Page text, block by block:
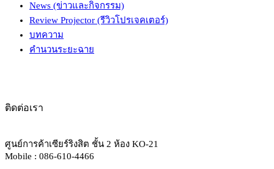
News (ข่าวและกิจกรรม)
Review Projector (รีวิวโปรเจคเตอร์)
บทความ
คำนวนระยะฉาย
ติดต่อเรา
ศูนย์การค้าเซียร์ริงสิต ชั้น 2 ห้อง KO-21
Mobile : 086-610-4466